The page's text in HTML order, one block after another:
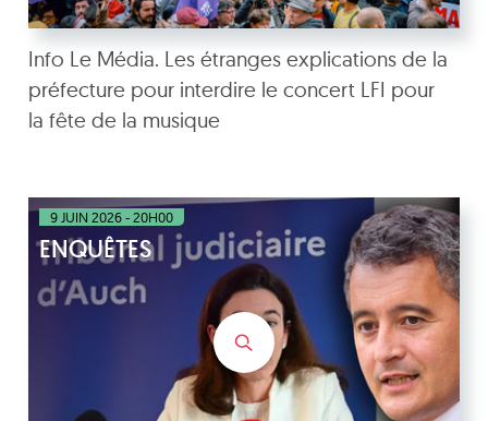
Info Le Média. Les étranges explications de la
préfecture pour interdire le concert LFI pour
la fête de la musique
9 JUIN 2026 - 20H00
ENQUÊTES